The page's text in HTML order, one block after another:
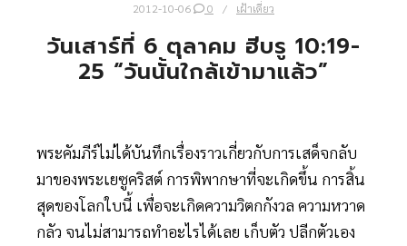
2012-10-06 0 เฝ้าเดี่ยว
วันเสาร์ที่ 6 ตุลาคม ฮีบรู 10:19-
25 “วันนั้นใกล้เข้ามาแล้ว”
พระคัมภีร์ไม่ได้บันทึกเรื่องราวเกี่ยวกับการเสด็จกลับ
มาของพระเยซูคริสต์ การพิพากษาที่จะเกิดขึ้น การสิ้น
สุดของโลกใบนี้ เพื่อจะเกิดความวิตกกังวล ความหวาด
กลัว จนไม่สามารถทำอะไรได้เลย เก็บตัว ปลีกตัวเอง